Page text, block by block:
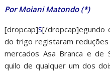
Por Moiani Matondo (*)
[dropcap]S[/dropcap]egundo
do trigo registaram
mercados Asa Branca e de
quilo de qualquer um dos